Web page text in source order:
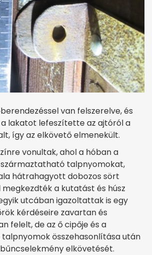
van felszerelve, és
lakatot lefeszítette az ajtóról a
így az elkövető elmenekült.
vonultak, ahol a hóban a
talpnyomokat,
hátrahagyott dobozos sört
a kutatást és húsz
utcában igazoltattak is egy
kérdéseire zavartan és
felelt, de az ő cipője és a
összehasonlítása után
elkövetését.